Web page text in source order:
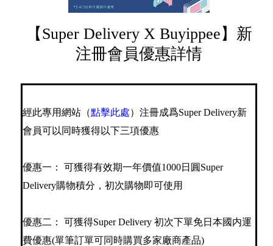
【Super Delivery X Buyippee】新
注冊會員優惠詳情
經此專用網站（點擊此處）注冊成爲Super Delivery新
會員可以同時獲得以下三項優惠
優惠一： 可獲得有效期一年價值1000日圓Super
Delivery購物積分，初次購物即可使用
優惠二： 可獲得Super Delivery 初次下單免日本國内運
費優惠(單筆訂單可同時購買多家廠商產品)